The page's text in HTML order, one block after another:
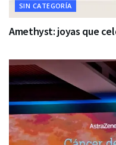
SIN CATEGORÍA
Amethyst: joyas que